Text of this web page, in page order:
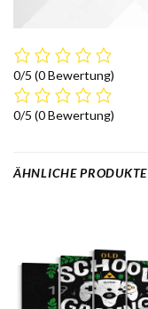
0/5 (0 Bewertung)
0/5 (0 Bewertung)
ÄHNLICHE PRODUKTE